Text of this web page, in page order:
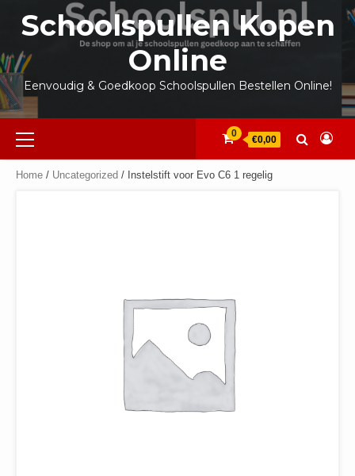
inhoud
Schoolspullen Kopen
Online
Eenvoudig & Goedkoop Schoolspullen Bestellen Online!
Primair
menu
0
€0,00
Home / Uncategorized / Instelstift voor Evo C6 1 regelig